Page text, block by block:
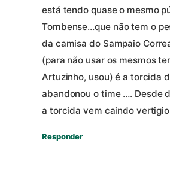
está tendo quase o mesmo
Tombense…que não tem o
da camisa do Sampaio
(para não usar os mesmos
Artuzinho, usou) é a torcida
abandonou o time …. Desde
a torcida vem caindo
Responder